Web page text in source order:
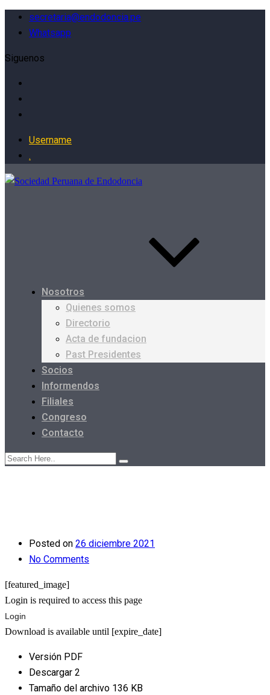
secretaria@endodoncia.pe
Whatsapp
Siguenos
Username
.
Nosotros
Quienes somos
Directorio
Acta de fundacion
Past Presidentes
Socios
Informendos
Filiales
Congreso
Contacto
Posted on 26 diciembre 2021
No Comments
[featured_image]
Login is required to access this page
Login
Download is available until [expire_date]
Versión PDF
Descargar 2
Tamaño del archivo 136 KB